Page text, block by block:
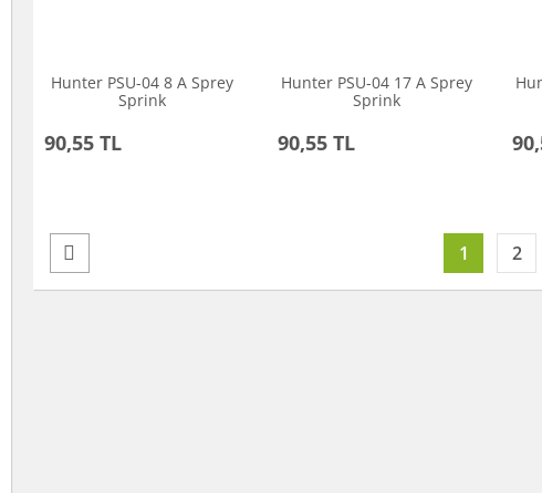
Hunter PSU-04 8 A Sprey
Sprink
90,55 TL
Hunter PSU-04 17 A Sprey
Sprink
90,55 TL
1 2